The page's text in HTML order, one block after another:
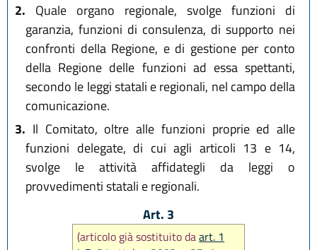
2. Quale organo regionale, svolge funzioni di
garanzia, funzioni di consulenza, di supporto nei
confronti della Regione, e di gestione per conto
della Regione delle funzioni ad essa spettanti,
secondo le leggi statali e regionali, nel campo della
comunicazione.
3. Il Comitato, oltre alle funzioni proprie ed alle
funzioni delegate, di cui agli articoli 13 e 14,
svolge le attività affidategli da leggi o
provvedimenti statali e regionali.
Art. 3
(articolo già sostituito daart. 1